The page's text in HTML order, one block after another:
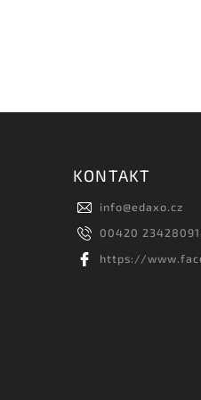
KONTAKT
info@edaxo.cz
00420
https://